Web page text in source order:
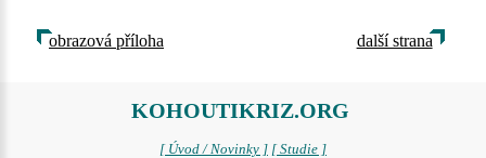
obrazová příloha další strana
KOHOUTIKRIZ.ORG
[ Úvod / Novinky ] [ Studie ]